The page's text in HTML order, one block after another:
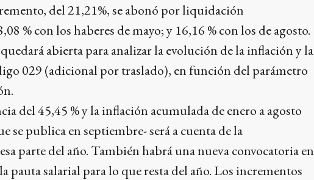
del 21,21%, se abonó por liquidación
% con los haberes de mayo; y 16,16 % con los de agosto.
abierta para analizar la evolución de la inflación y la
029 (adicional por traslado), en función del parámetro
del 45,45 % y la inflación acumulada de enero a agosto
se publica en septiembre- será a cuenta de la
parte del año. También habrá una nueva convocatoria en
pauta salarial para lo que resta del año. Los incrementos